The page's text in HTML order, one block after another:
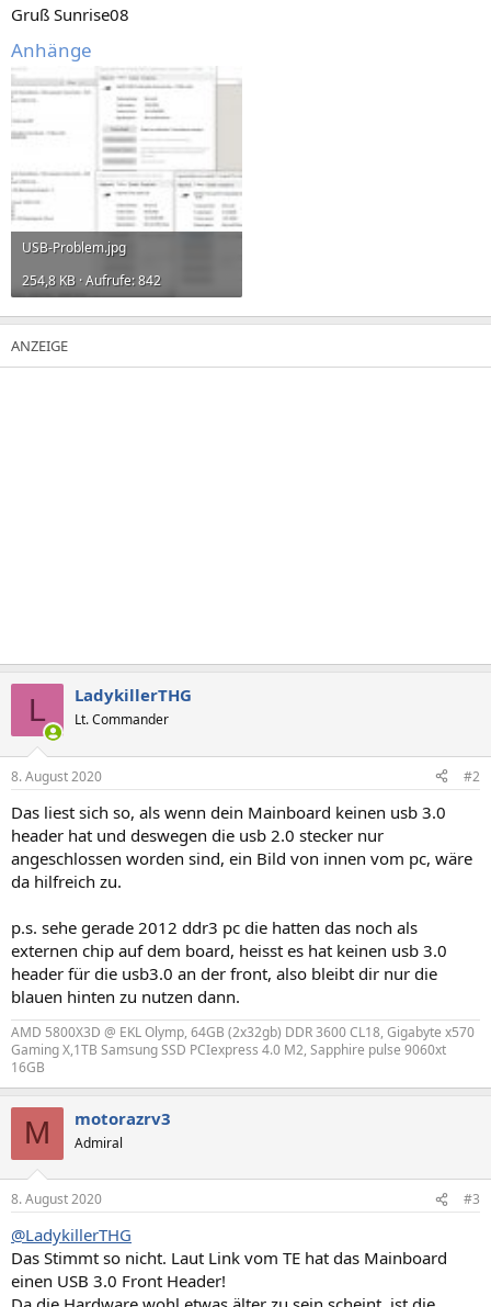
Gruß Sunrise08
Anhänge
USB-Problem.jpg
254,8 KB · Aufrufe: 842
L LadykillerTHG
Lt. Commander
8. August 2020 #2
Das liest sich so, als wenn dein Mainboard keinen usb 3.0
header hat und deswegen die usb 2.0 stecker nur
angeschlossen worden sind, ein Bild von innen vom pc, wäre
da hilfreich zu.
p.s. sehe gerade 2012 ddr3 pc die hatten das noch als
externen chip auf dem board, heisst es hat keinen usb 3.0
header für die usb3.0 an der front, also bleibt dir nur die
blauen hinten zu nutzen dann.
AMD 5800X3D @ EKL Olymp, 64GB (2x32gb) DDR 3600 CL18, Gigabyte x570
Gaming X,1TB Samsung SSD PCIexpress 4.0 M2, Sapphire pulse 9060xt
16GB
M motorazrv3
Admiral
8. August 2020 #3
@LadykillerTHG
Das Stimmt so nicht. Laut Link vom TE hat das Mainboard
einen USB 3.0 Front Header!